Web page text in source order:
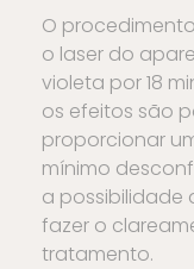
O
o laser do
violeta por 18
os efeitos são
proporcionar
mínimo
a possibilidade
fazer o
tratamento.